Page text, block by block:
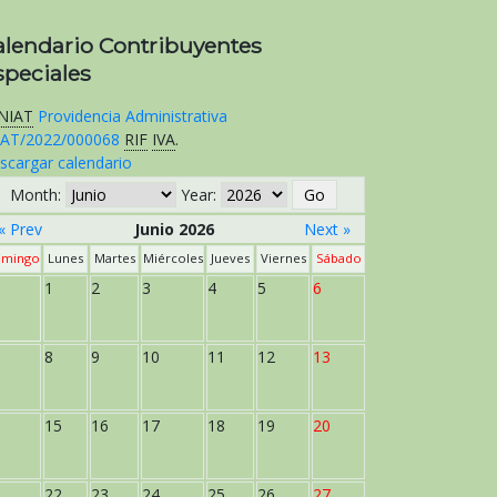
Contribuyentes
Providencia Administrativa
2022/000068 RIF IVA.
calendario
Month:
Year:
« Prev
Junio 2026 Next »
Lunes Martes Miércoles Jueves Viernes Sábado
1 2 3 4 5 6
8 9 10 11 12 13
15 16 17 18 19 20